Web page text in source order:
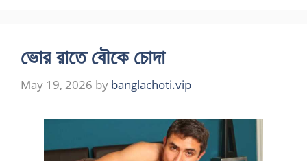
ভোর রাতে বৌকে চোদা
May 19, 2026 by banglachoti.vip